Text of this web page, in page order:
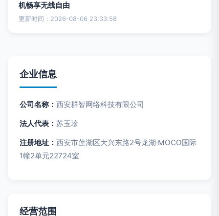
机畅享无线自由
更新时间：2026-08-06 23:33:58
企业信息
公司名称： 西安群智网络科技有限公司
法人代表： 苏玉珍
注册地址： 西安市莲湖区大兴东路2号龙湖·MOCO国际
1幢2单元22724室
经营范围